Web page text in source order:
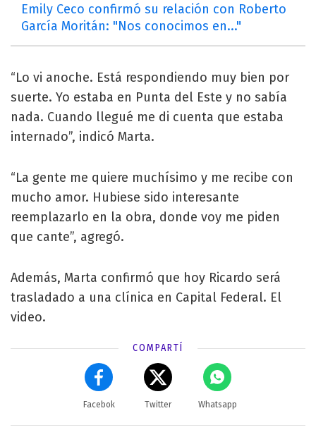
Emily Ceco confirmó su relación con Roberto
García Moritán: "Nos conocimos en..."
“Lo vi anoche. Está respondiendo muy bien por
suerte. Yo estaba en Punta del Este y no sabía
nada. Cuando llegué me di cuenta que estaba
internado”, indicó Marta.
“La gente me quiere muchísimo y me recibe con
mucho amor. Hubiese sido interesante
reemplazarlo en la obra, donde voy me piden
que cante”, agregó.
Además, Marta confirmó que hoy Ricardo será
trasladado a una clínica en Capital Federal. El
video.
COMPARTÍ
Facebok Twitter Whatsapp